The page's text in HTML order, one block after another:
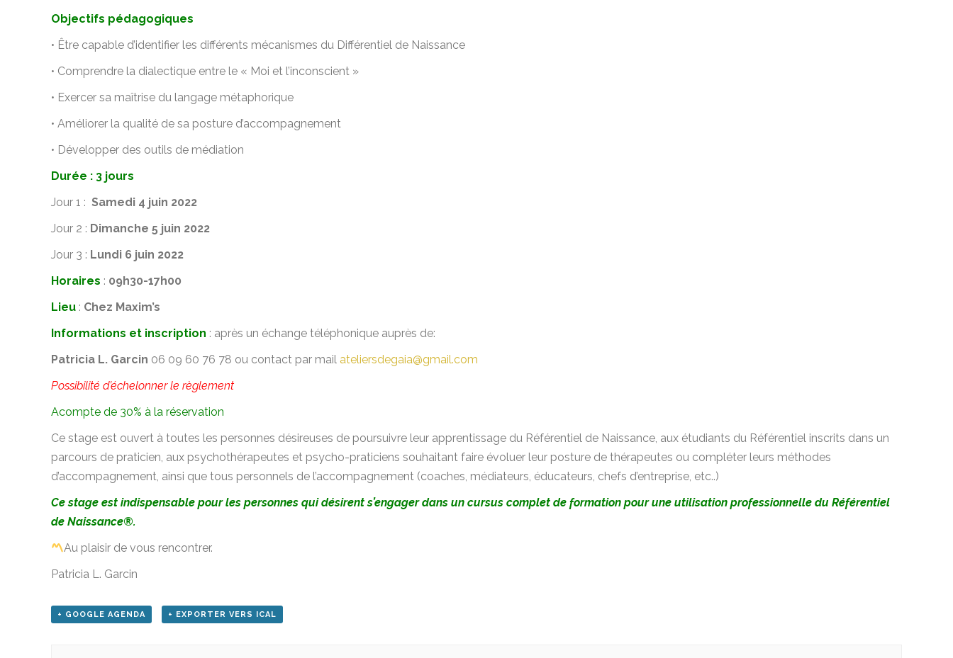
Objectifs pédagogiques
• Être capable d’identifier les différents mécanismes du Différentiel de Naissance
• Comprendre la dialectique entre le « Moi et l’inconscient »
• Exercer sa maîtrise du langage métaphorique
• Améliorer la qualité de sa posture d’accompagnement
• Développer des outils de médiation
Durée : 3 jours
Jour 1 : Samedi 4 juin 2022
Jour 2 : Dimanche 5 juin 2022
Jour 3 : Lundi 6 juin 2022
Horaires : 09h30-17h00
Lieu : Chez Maxim’s
Informations et inscription : après un échange téléphonique auprès de:
Patricia L. Garcin 06 09 60 76 78 ou contact par mail ateliersdegaia@gmail.com
Possibilité d’échelonner le règlement
Acompte de 30% à la réservation
Ce stage est ouvert à toutes les personnes désireuses de poursuivre leur apprentissage du Référentiel de Naissance, aux étudiants du Référentiel inscrits dans un
parcours de praticien, aux psychothérapeutes et psycho-praticiens souhaitant faire évoluer leur posture de thérapeutes ou compléter leurs méthodes
d’accompagnement, ainsi que tous personnels de l’accompagnement (coaches, médiateurs, éducateurs, chefs d’entreprise, etc..)
Ce stage est indispensable pour les personnes qui désirent s’engager dans un cursus complet de formation pour une utilisation professionnelle du Référentiel
de Naissance®.
Au plaisir de vous rencontrer.
Patricia L. Garcin
+ GOOGLE AGENDA + EXPORTER VERS ICAL